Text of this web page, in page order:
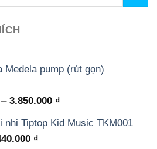
Medela pump (rút gọn)
– 3.850.000 ₫
nhi Tiptop Kid Music TKM001
₫